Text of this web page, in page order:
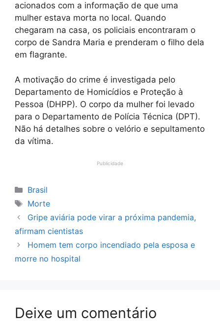
acionados com a informação de que uma
mulher estava morta no local. Quando
chegaram na casa, os policiais encontraram o
corpo de Sandra Maria e prenderam o filho dela
em flagrante.
A motivação do crime é investigada pelo
Departamento de Homicídios e Proteção à
Pessoa (DHPP). O corpo da mulher foi levado
para o Departamento de Polícia Técnica (DPT).
Não há detalhes sobre o velório e sepultamento
da vítima.
Publicidade
Categorias
Brasil
Tags
Morte
Gripe aviária pode virar a próxima pandemia,
afirmam cientistas
Homem tem corpo incendiado pela esposa e
morre no hospital
Deixe um comentário